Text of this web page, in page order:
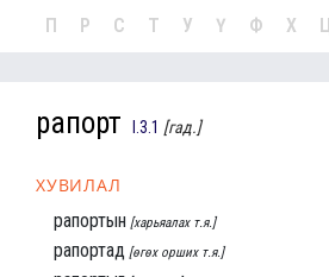
П Р С Т У Ү Ф Х
рапорт I.3.1 [гад.]
ХУВИЛАЛ
рапортын [харьяалах т.я.]
рапортад [өгөх орших т.я.]